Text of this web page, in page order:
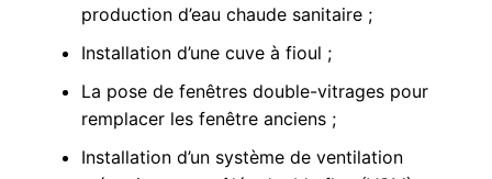
production d’eau chaude sanitaire ;
Installation d’une cuve à fioul ;
La pose de fenêtres double-vitrages pour
remplacer les fenêtre anciens ;
Installation d’un système de ventilation